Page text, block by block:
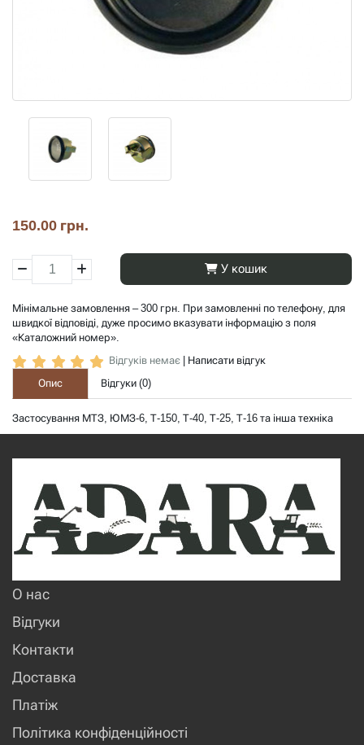
150.00 грн.
У кошик
Мінімальне замовлення – 300 грн. При замовленні по телефону, для
швидкої відповіді, дуже просимо вказувати інформацію з поля
«Каталожний номер».
Відгуків немає
Написати відгук
Опис
Відгуки (0)
Застосування МТЗ, ЮМЗ-6, Т-150, Т-40, Т-25, Т-16 та інша техніка
О нас
Відгуки
Контакти
Доставка
Платіж
Політика конфіденційності